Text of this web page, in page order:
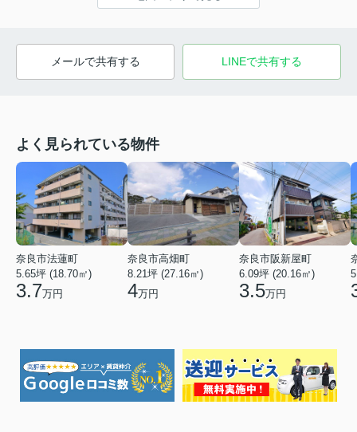
メールで共有する LINEで共有する
よく見られている物件
奈良市法蓮町
5.65坪 (18.70㎡)
3.7万円
奈良市高畑町
8.21坪 (27.16㎡)
4万円
奈良市阪新屋町
6.09坪 (20.16㎡)
3.5万円